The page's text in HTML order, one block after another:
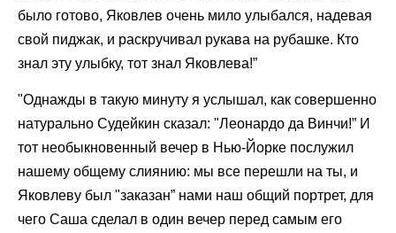
было готово, Яковлев очень мило улыбался, надевая
свой пиджак, и раскручивал рукава на рубашке. Кто
знал эту улыбку, тот знал Яковлева!”
"Однажды в такую минуту я услышал, как совершенно
натурально Судейкин сказал: "Леонардо да Винчи!” И
тот необыкновенный вечер в Нью-Йорке послужил
нашему общему слиянию: мы все перешли на ты, и
Яковлеву был "заказан” нами наш общий портрет, для
чего Саша сделал в один вечер перед самым его